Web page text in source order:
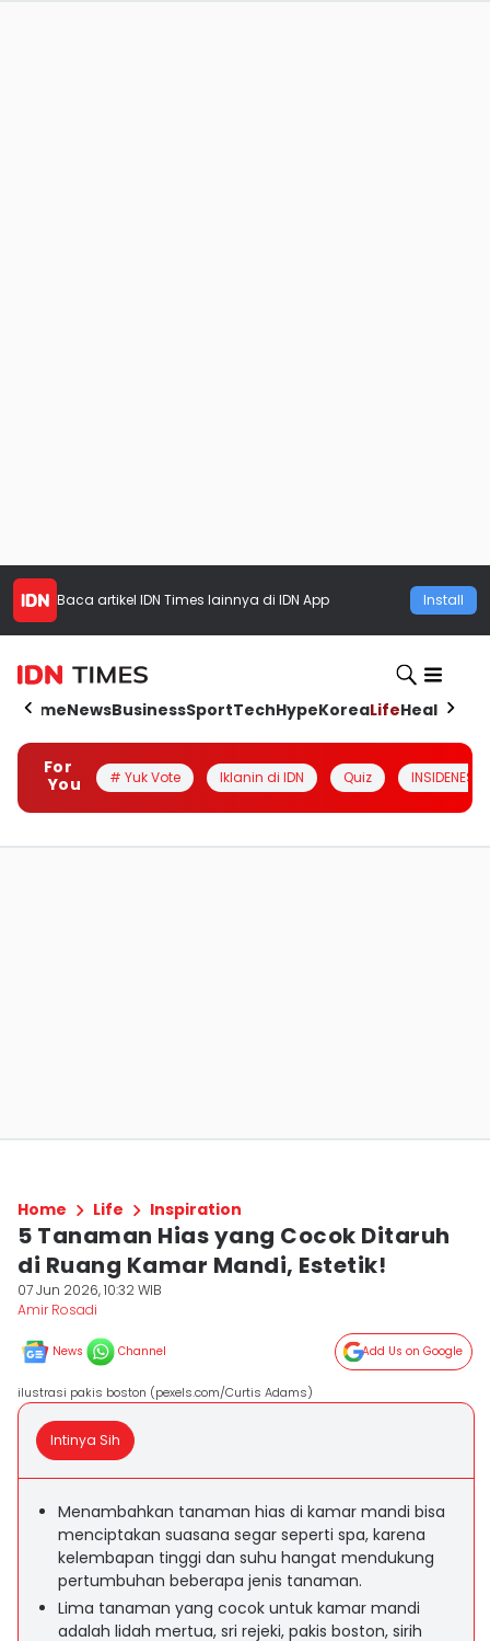
Baca artikel IDN Times lainnya di IDN App Install
HomeNewsBusinessSportTechHypeKoreaLifeHealth
For
You
# Yuk Vote Iklanin di IDN Quiz INSIDENESIA
Home Life Inspiration
5 Tanaman Hias yang Cocok Ditaruh
di Ruang Kamar Mandi, Estetik!
07 Jun 2026, 10:32 WIB
Amir Rosadi
News Channel Add Us on Google
ilustrasi pakis boston (pexels.com/Curtis Adams)
Intinya Sih
Menambahkan tanaman hias di kamar mandi bisa
menciptakan suasana segar seperti spa, karena
kelembapan tinggi dan suhu hangat mendukung
pertumbuhan beberapa jenis tanaman.
Lima tanaman yang cocok untuk kamar mandi
adalah lidah mertua, sri rejeki, pakis boston, sirih